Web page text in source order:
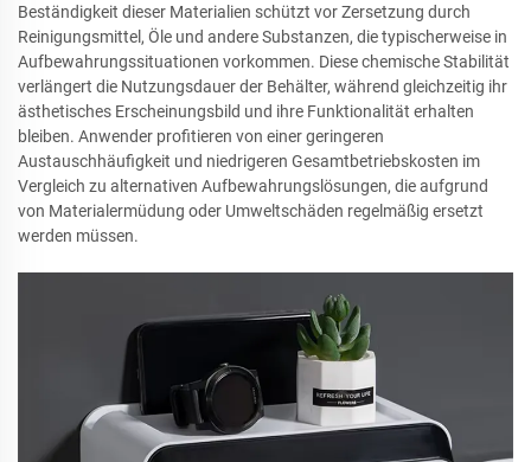
Beständigkeit dieser Materialien schützt vor Zersetzung durch
Reinigungsmittel, Öle und andere Substanzen, die typischerweise in
Aufbewahrungssituationen vorkommen. Diese chemische Stabilität
verlängert die Nutzungsdauer der Behälter, während gleichzeitig ihr
ästhetisches Erscheinungsbild und ihre Funktionalität erhalten
bleiben. Anwender profitieren von einer geringeren
Austauschhäufigkeit und niedrigeren Gesamtbetriebskosten im
Vergleich zu alternativen Aufbewahrungslösungen, die aufgrund
von Materialermüdung oder Umweltschäden regelmäßig ersetzt
werden müssen.